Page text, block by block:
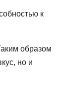
к
образом
но и